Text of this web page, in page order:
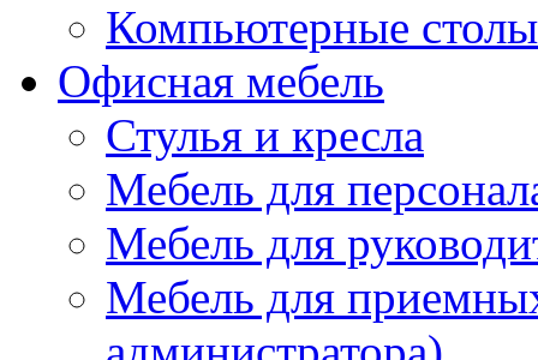
Компьютерные столы
Офисная мебель
Стулья и кресла
Мебель для
Мебель для
Мебель для